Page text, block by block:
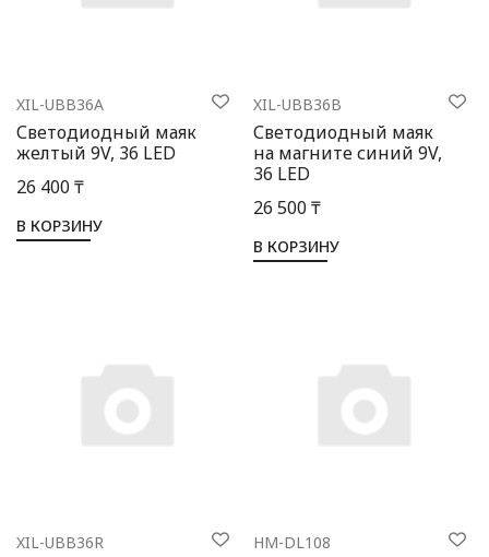
XIL-UBB36A
Светодиодный маяк
желтый 9V, 36 LED
26 400 ₸
В КОРЗИНУ
XIL-UBB36B
Светодиодный маяк
на магните синий 9V,
36 LED
26 500 ₸
В КОРЗИНУ
XIL-UBB36R HM-DL108